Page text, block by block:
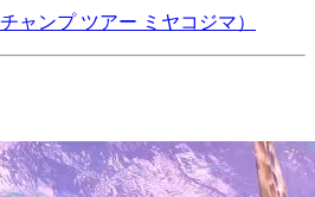
ャンプ ツアー ミヤコジマ）